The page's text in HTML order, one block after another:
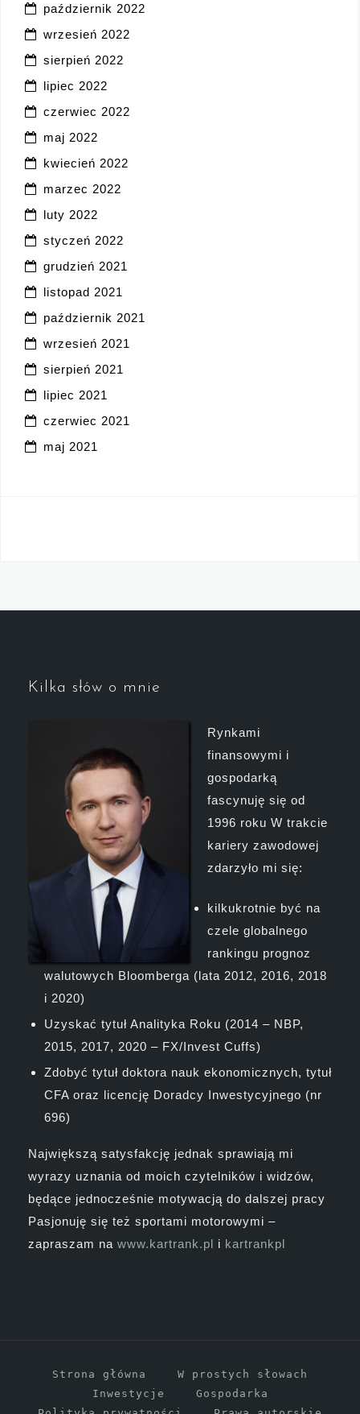
październik 2022
wrzesień 2022
sierpień 2022
lipiec 2022
czerwiec 2022
maj 2022
kwiecień 2022
marzec 2022
luty 2022
styczeń 2022
grudzień 2021
listopad 2021
październik 2021
wrzesień 2021
sierpień 2021
lipiec 2021
czerwiec 2021
maj 2021
Kilka słów o mnie
Rynkami
finansowymi i
gospodarką
fascynuję się od
1996 roku W trakcie
kariery zawodowej
zdarzyło mi się:
kilkukrotnie być na
czele globalnego
rankingu prognoz
walutowych Bloomberga (lata 2012, 2016, 2018
i 2020)
Uzyskać tytuł Analityka Roku (2014 – NBP,
2015, 2017, 2020 – FX/Invest Cuffs)
Zdobyć tytuł doktora nauk ekonomicznych, tytuł
CFA oraz licencję Doradcy Inwestycyjnego (nr
696)
Największą satysfakcję jednak sprawiają mi
wyrazy uznania od moich czytelników i widzów,
będące jednocześnie motywacją do dalszej pracy
Pasjonuję się też sportami motorowymi –
zapraszam na www.kartrank.pl i kartrankpl
Strona główna
W prostych słowach
Inwestycje
Gospodarka